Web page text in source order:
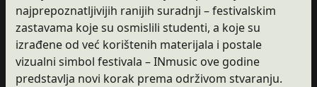
najprepoznatljivijih ranijih suradnji – festivalskim
zastavama koje su osmislili studenti, a koje su
izrađene od već korištenih materijala i postale
vizualni simbol festivala – INmusic ove godine
predstavlja novi korak prema održivom stvaranju.